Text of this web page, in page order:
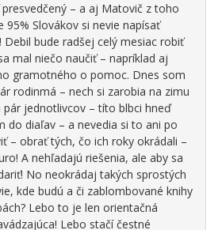
– a aj Matovič z toho
95% Slovákov si nevie napísať
Debil bude radšej celý mesiac robiť
mal niečo naučiť – napríklad aj
gramotného o pomoc. Dnes som
rodinmá – nech si zarobia na zimu
pár jednotlivcov – títo blbci hneď
do diaľav – a nevedia si to ani po
– obrať tých, čo ich roky okrádali –
A nehľadajú riešenia, ale aby sa
No neokrádaj takých sprostých
kde budú a či zablombované knihy
Lebo to je len orientačná
Lebo stačí čestné